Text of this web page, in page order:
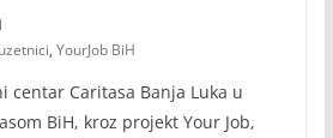
, YourJob BiH
centar Caritasa Banja Luka u
BiH, kroz projekt Your Job,